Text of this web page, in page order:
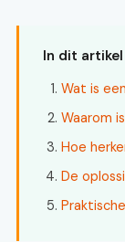
In dit artikel
Wat is
Waarom
Hoe
De